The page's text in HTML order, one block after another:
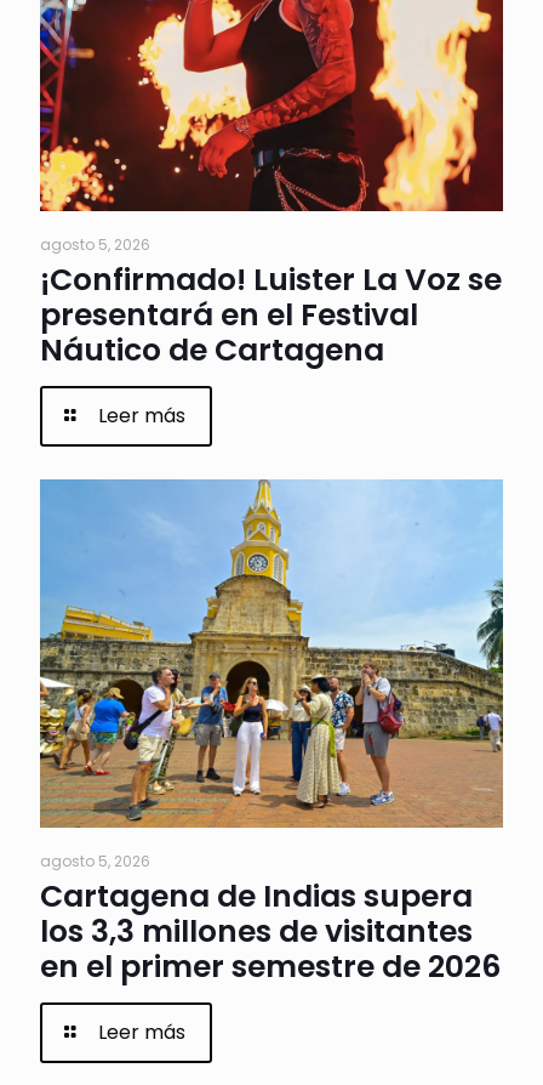
agosto 5, 2026
¡Confirmado! Luister La Voz se
presentará en el Festival
Náutico de Cartagena
Leer más
agosto 5, 2026
Cartagena de Indias supera
los 3,3 millones de visitantes
en el primer semestre de 2026
Leer más